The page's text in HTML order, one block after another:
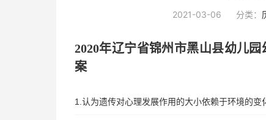
2021-03-06 分类：
2020年辽宁省锦州市黑山县幼儿园
案
1.认为遗传对心理发展作用的大小依赖于环境的变